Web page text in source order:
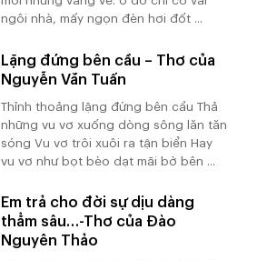
ngôi nhà, mấy ngọn đèn hơi đốt ...
Lặng đứng bên cầu – Thơ của
Nguyễn Văn Tuấn
Thỉnh thoảng lặng đứng bên cầu Thả
những vu vơ xuống dòng sông lăn tăn
sóng Vu vơ trôi xuôi ra tận biển Hay
vu vơ như bọt bèo dạt mãi bờ bên ...
Em trả cho đời sự dịu dàng
thẳm sâu…-Thơ của Đào
Nguyên Thảo